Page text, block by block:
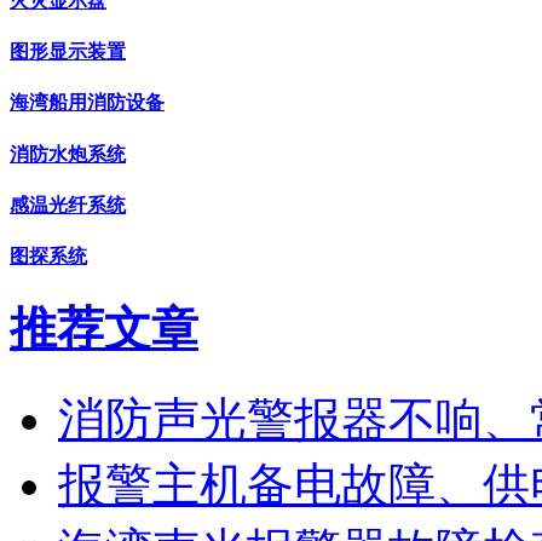
图形显示装置
海湾船用消防设备
消防水炮系统
感温光纤系统
图探系统
推荐文章
消防声光警报器不响
报警主机备电故障、